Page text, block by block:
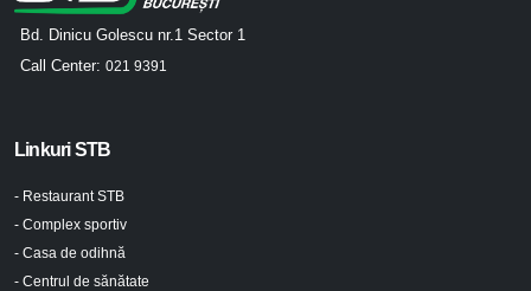
Bd. Dinicu Golescu nr.1 Sector 1
Call Center: 021 9391
Linkuri STB
- Restaurant STB
- Complex sportiv
- Casa de odihnă
- Centrul de sănătate